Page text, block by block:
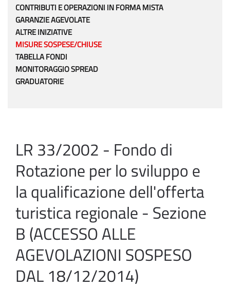
CONTRIBUTI E OPERAZIONI IN FORMA MISTA
GARANZIE AGEVOLATE
ALTRE INIZIATIVE
MISURE SOSPESE/CHIUSE
TABELLA FONDI
MONITORAGGIO SPREAD
GRADUATORIE
LR 33/2002 - Fondo di
Rotazione per lo sviluppo e
la qualificazione dell'offerta
turistica regionale - Sezione
B (ACCESSO ALLE
AGEVOLAZIONI SOSPESO
DAL 18/12/2014)